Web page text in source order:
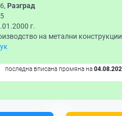
Разград
г.
на метални
последна вписана промяна на